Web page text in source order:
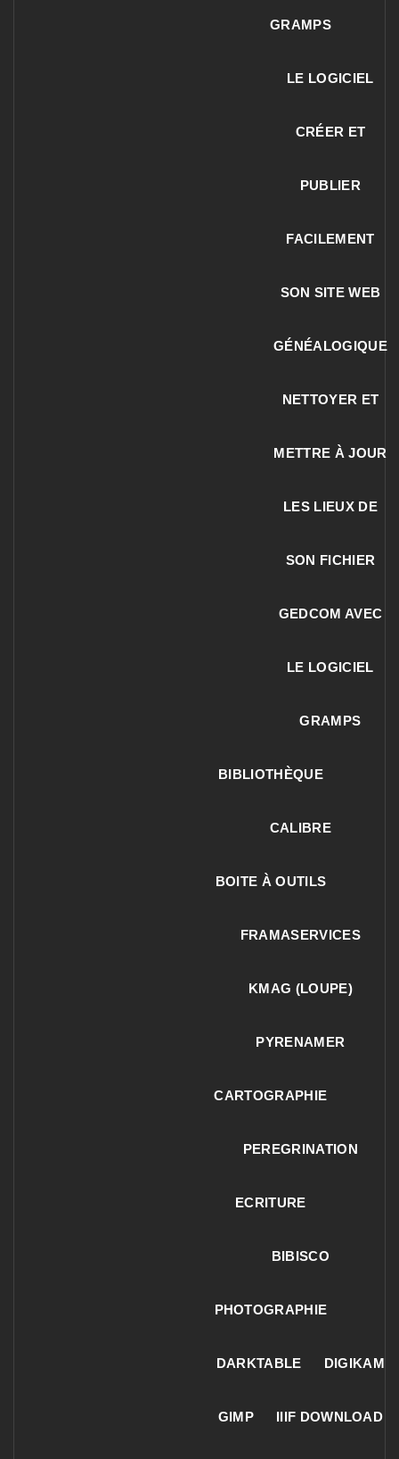
GRAMPS
LE LOGICIEL
CRÉER ET
PUBLIER
FACILEMENT
SON SITE WEB
GÉNÉALOGIQUE
NETTOYER ET
METTRE À JOUR
LES LIEUX DE
SON FICHIER
GEDCOM AVEC
LE LOGICIEL
GRAMPS
BIBLIOTHÈQUE
CALIBRE
BOITE À OUTILS
FRAMASERVICES
KMAG (LOUPE)
PYRENAMER
CARTOGRAPHIE
PEREGRINATION
ECRITURE
BIBISCO
PHOTOGRAPHIE
DARKTABLE DIGIKAM
GIMP IIIF DOWNLOAD